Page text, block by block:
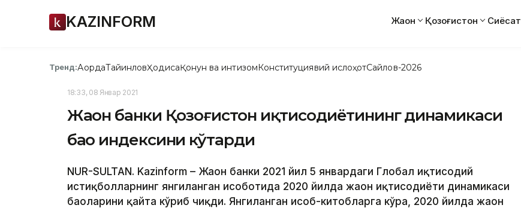
KAZINFORM Жаҳон Қозоғистон Сиёсат
Тренд:АқордаТайинловҲодисаҚонун ва интизомКонституциявий ислоҳотСайлов-2026
18:33, 08 Январ 2021
Жаҳон банки Қозоғистон иқтисодиётининг динамикаси
баҳо индексини кўтарди
NUR-SULTAN. Kazinform – Жаҳон банки 2021 йил 5 январдаги Глобал иқтисодий
истиқболларнинг янгиланган ҳисоботида 2020 йилда жаҳон иқтисодиёти динамикаси
баҳоларини қайта кўриб чиқди. Янгиланган ҳисоб-китобларга кўра, 2020 йилда жаҳон